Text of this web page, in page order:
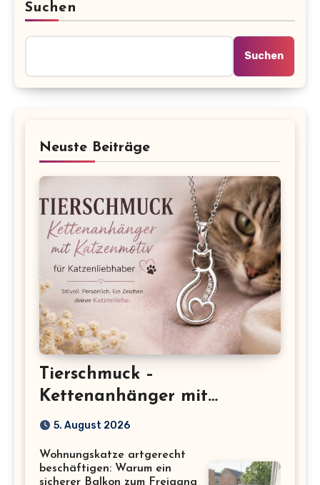
Suchen
Suchen
Neuste Beiträge
Tierschmuck –
Kettenanhänger mit
Katzenmotiv für
5. August 2026
Wohnungskatze artgerecht
beschäftigen: Warum ein
sicherer Balkon zum Freigang